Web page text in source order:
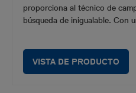
proporciona al técnico de
búsqueda de inigualable. Con
VISTA DE PRODUCTO